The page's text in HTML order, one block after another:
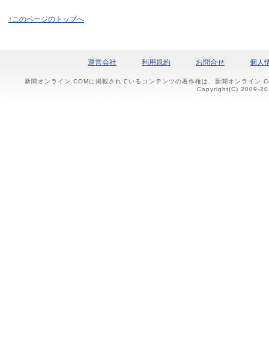
↑このページのトップへ
運営会社 利用規約 お問合せ 個人
新聞オンライン.COMに掲載されているコンテンツの著作権は、新聞オンライン
Copyright(C) 2009-